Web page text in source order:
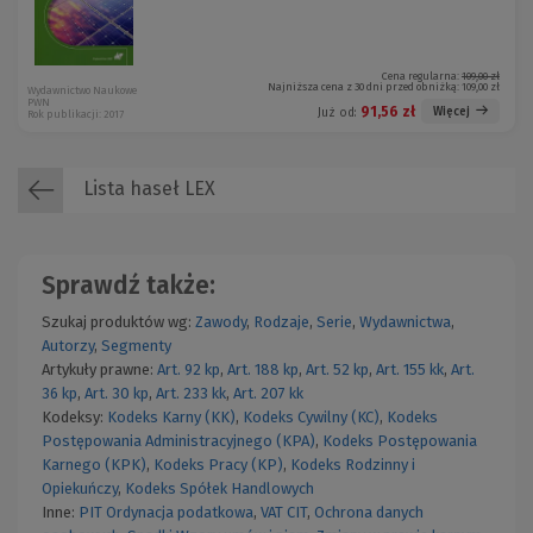
Cena regularna: 109,00 zł
Najniższa cena z 30 dni przed obniżką: 109,00 zł
Już od: 91,56 zł Więcej
Wydawnictwo Naukowe
PWN
Rok publikacji: 2017
Lista haseł LEX
Sprawdź także:
Szukaj produktów wg: Zawody, Rodzaje, Serie, Wydawnictwa,
Autorzy, Segmenty
Artykuły prawne: Art. 92 kp, Art. 188 kp, Art. 52 kp, Art. 155 kk, Art.
36 kp, Art. 30 kp, Art. 233 kk, Art. 207 kk
Kodeksy: Kodeks Karny (KK), Kodeks Cywilny (KC), Kodeks
Postępowania Administracyjnego (KPA), Kodeks Postępowania
Karnego (KPK), Kodeks Pracy (KP), Kodeks Rodzinny i
Opiekuńczy, Kodeks Spółek Handlowych
Inne: PIT Ordynacja podatkowa, VAT CIT, Ochrona danych